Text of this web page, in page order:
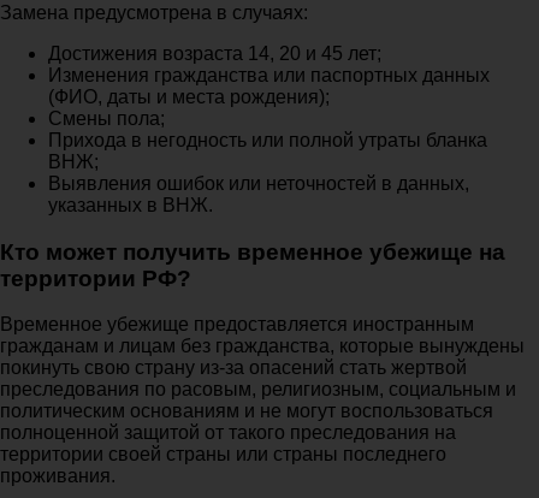
Замена предусмотрена в случаях:
Достижения возраста 14, 20 и 45 лет;
Изменения гражданства или паспортных данных
(ФИО, даты и места рождения);
Смены пола;
Прихода в негодность или полной утраты бланка
ВНЖ;
Выявления ошибок или неточностей в данных,
указанных в ВНЖ.
Кто может получить временное убежище на
территории РФ?
Временное убежище предоставляется иностранным
гражданам и лицам без гражданства, которые вынуждены
покинуть свою страну из-за опасений стать жертвой
преследования по расовым, религиозным, социальным и
политическим основаниям и не могут воспользоваться
полноценной защитой от такого преследования на
территории своей страны или страны последнего
проживания.